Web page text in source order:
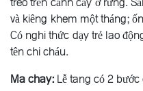
và kiêng khem một tháng;
Có nghi thức dạy trẻ lao
tên chi cháu.
Ma chay:Lễ tang có 2